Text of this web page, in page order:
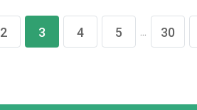
2 3 4 5 30